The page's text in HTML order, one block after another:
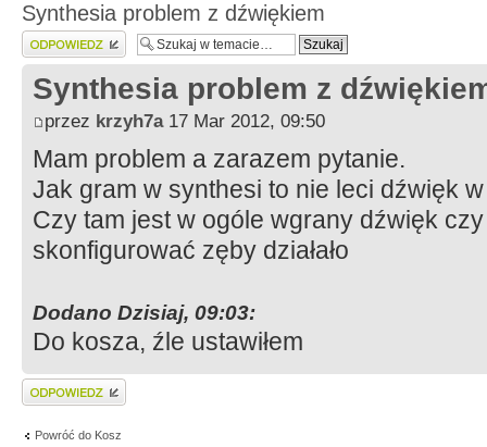
Synthesia problem z dźwiękiem
Wyślij odpowiedź
Synthesia problem z
przez krzyh7a17 Mar 2012, 09:50
Mam problem a zarazem pytanie.
Jak gram w synthesi to nie leci dźwięk
Czy tam jest w ogóle wgrany dźwięk
skonfigurować zęby działało
Dodano Dzisiaj, 09:03:
Do kosza, źle ustawiłem
Wyślij odpowiedź
Powróć do Kosz